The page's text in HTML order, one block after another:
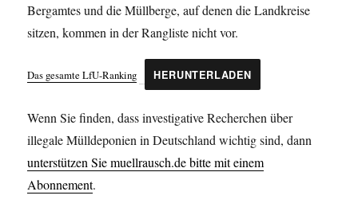
Bergamtes und die Müllberge, auf denen die Landkreise
sitzen, kommen in der Rangliste nicht vor.
Das gesamte LfU-Ranking HERUNTERLADEN
Wenn Sie finden, dass investigative Recherchen über
illegale Mülldeponien in Deutschland wichtig sind, dann
unterstützen Sie muellrausch.de bitte mit einem
Abonnement.